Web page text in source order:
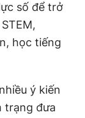
số để trở
học tiếng
ý kiến
trạng đưa